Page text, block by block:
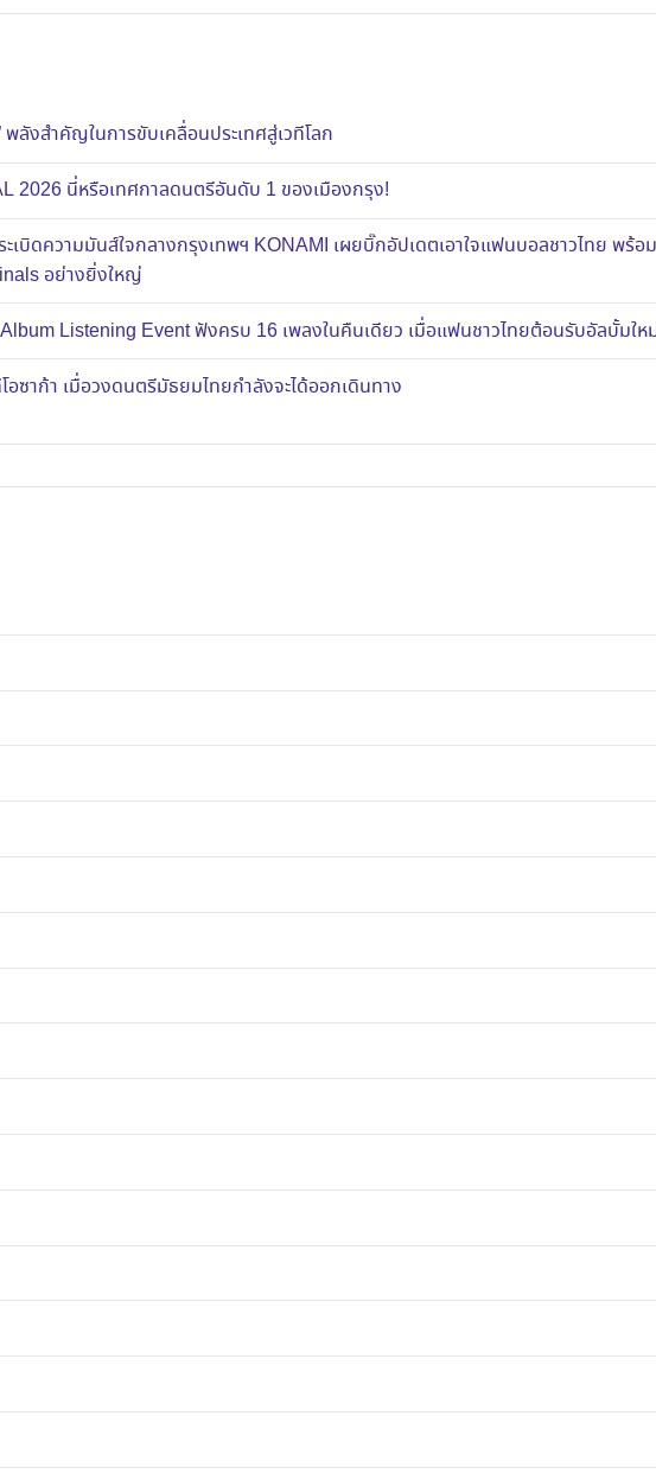
ลังสำคัญในการขับเคลื่อนประเทศสู่เวทีโลก
2026 นี่หรือเทศกาลดนตรีอันดับ 1 ของเมืองกรุง!
เบิดความมันส์ใจกลางกรุงเทพฯ KONAMI เผยบิ๊กอัปเดตเอาใจแฟนบอลชาวไทย พ
อย่างยิ่งใหญ่
Listening Event ฟังครบ 16 เพลงในคืนเดียว เมื่อแฟนชาวไทยต้อนรับอัลบั้มใ
ซาก้า เมื่อวงดนตรีมัธยมไทยกำลังจะได้ออกเดินทาง